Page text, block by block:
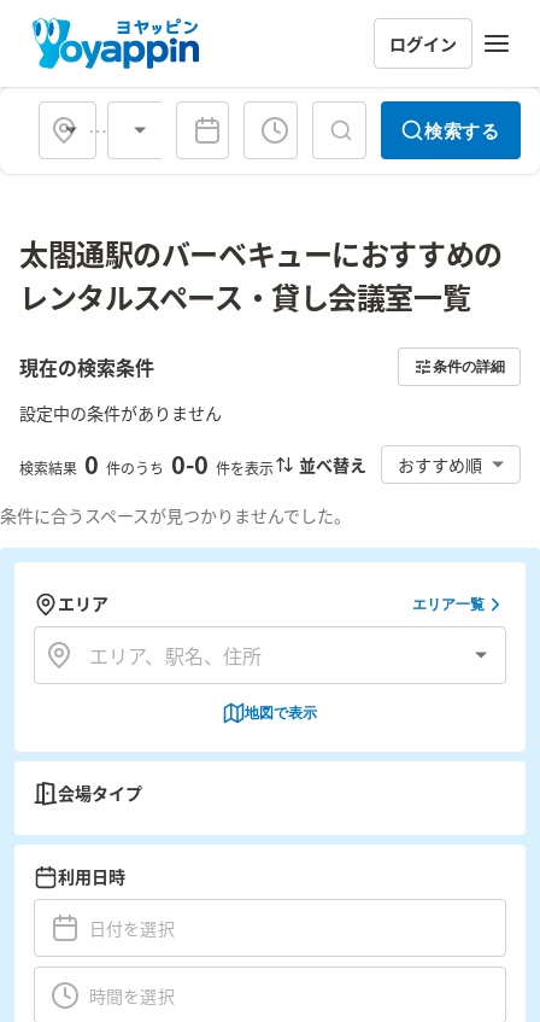
ログイン
会場タイプ 検索する
太閤通駅のバーベキューにおすすめの
レンタルスペース・貸し会議室一覧
現在の検索条件 条件の詳細
設定中の条件がありません
検索結果 0 件のうち 0-0 件を表示 並べ替え おすすめ順
条件に合うスペースが見つかりませんでした。
エリア エリア一覧
地図で表示
会場タイプ
利用日時